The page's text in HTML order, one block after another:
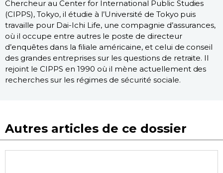
Chercheur au Center for International Public Studies
(CIPPS), Tokyo, il étudie à l’Université de Tokyo puis
travaille pour Dai-Ichi Life, une compagnie d’assurances,
où il occupe entre autres le poste de directeur
d’enquêtes dans la filiale américaine, et celui de conseil
des grandes entreprises sur les questions de retraite. Il
rejoint le CIPPS en 1990 où il mène actuellement des
recherches sur les régimes de sécurité sociale.
Autres articles de ce dossier